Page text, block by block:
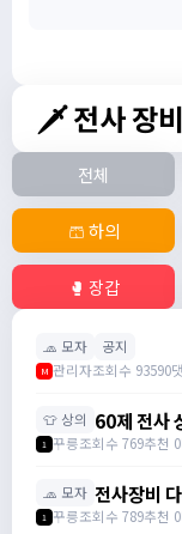
🗡️ 전사 장
전체
🩳 하의
🥊 장갑
🧢 모자 공지
M 관리자조회수 93590
👕 상의 60제 전사
1 꾸릉조회수 769추천 0
🧢 모자 전사장비
1 꾸릉조회수 789추천 0